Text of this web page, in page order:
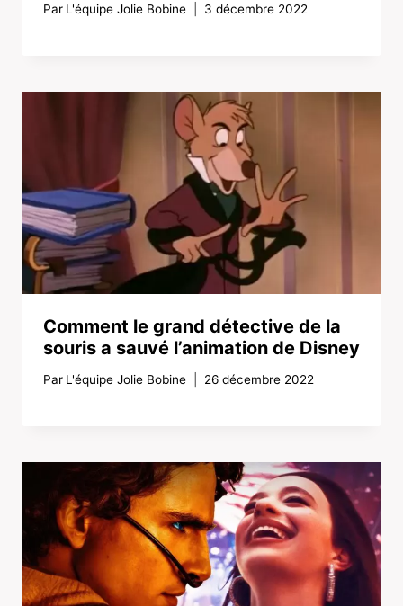
Par L'équipe Jolie Bobine 3 décembre 2022
Comment le grand détective de la
souris a sauvé l’animation de Disney
Par L'équipe Jolie Bobine 26 décembre 2022